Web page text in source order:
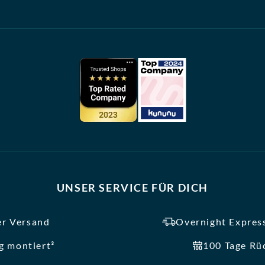
UNSER SERVICE FÜR DICH
Versand Overnight
montiert³ 100 Tage